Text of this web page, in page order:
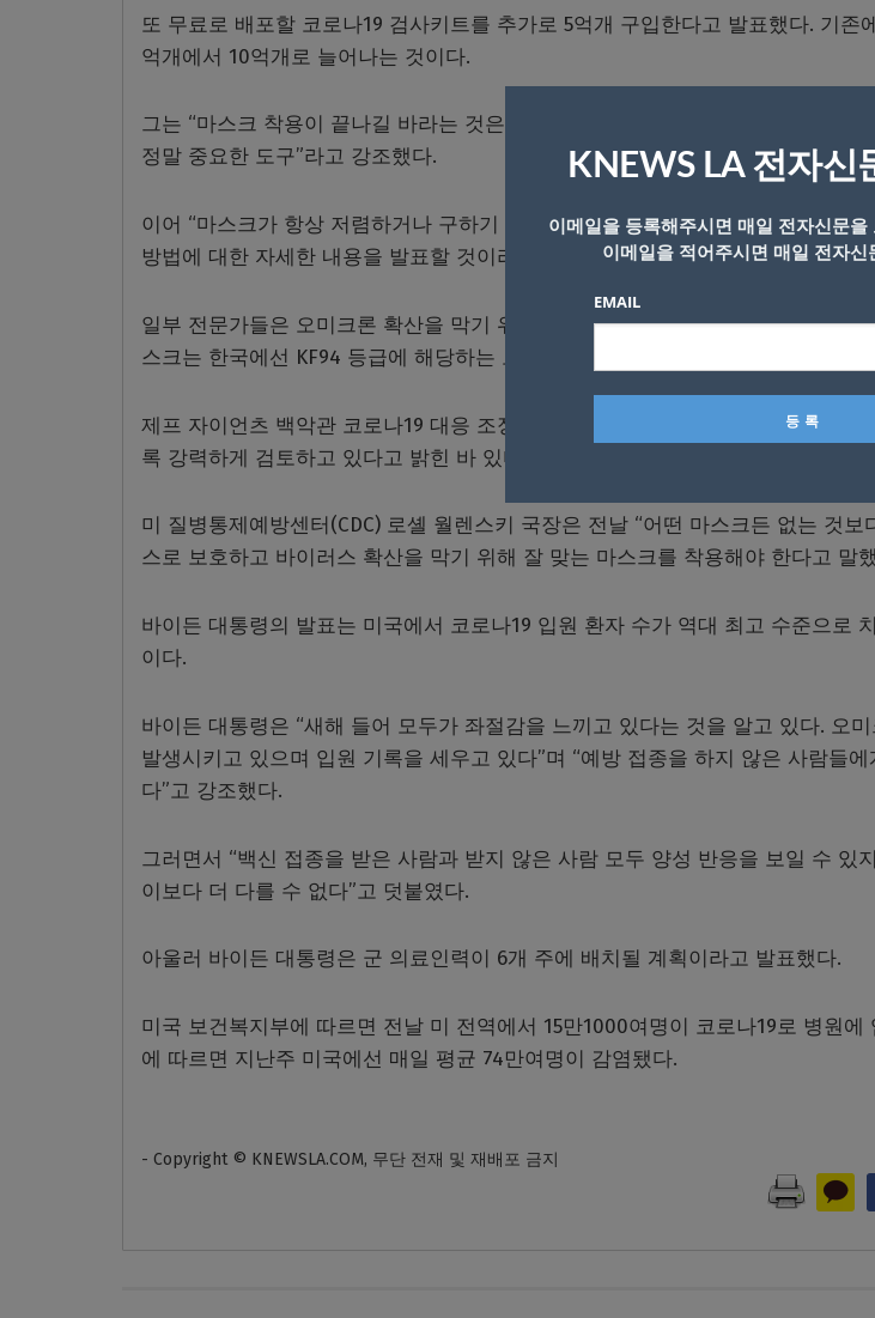
또 무료로 배포할 코로나19 검사키트를 추가로 5억개 구입한다고 발표했다. 기존
억개에서 10억개로 늘어나는 것이다.
그는 “마스크 착용이 끝나길 바라는 것은 이해하지만 특히 전염성이 매우 높은
정말 중요한 도구”라고 강조했다.
이어 “마스크가 항상 저렴하거나 구하기 편리한 것은 아니다”라며 바이든 행정부
방법에 대한 자세한 내용을 발표할 것이라고 말했다.
일부 전문가들은 오미크론 확산을 막기 위해선 N95, KN95 마스크를 착용해야 한
스크는 한국에선 KF94 등급에 해당하는 보건용 마스크다.
제프 자이언츠 백악관 코로나19 대응 조정관은 이번주 초 고품질 마스크를 미국
록 강력하게 검토하고 있다고 밝힌 바 있다.
미 질병통제예방센터(CDC) 로셸 월렌스키 국장은 전날 “어떤 마스크든 없는 것보
스로 보호하고 바이러스 확산을 막기 위해 잘 맞는 마스크를 착용해야 한다고 말
바이든 대통령의 발표는 미국에서 코로나19 입원 환자 수가 역대 최고 수준으로
이다.
바이든 대통령은 “새해 들어 모두가 좌절감을 느끼고 있다는 것을 알고 있다. 오
발생시키고 있으며 입원 기록을 세우고 있다”며 “예방 접종을 하지 않은 사람들
다”고 강조했다.
그러면서 “백신 접종을 받은 사람과 받지 않은 사람 모두 양성 반응을 보일 수 있
이보다 더 다를 수 없다”고 덧붙였다.
아울러 바이든 대통령은 군 의료인력이 6개 주에 배치될 계획이라고 발표했다.
미국 보건복지부에 따르면 전날 미 전역에서 15만1000여명이 코로나19로 병원에
에 따르면 지난주 미국에선 매일 평균 74만여명이 감염됐다.
- Copyright © KNEWSLA.COM, 무단 전재 및 재배포 금지
KNEWS LA 전자신
이메일을 등록해주시면 매일 전자신문
이메일을 적어주시면 매일 전자신
EMAIL